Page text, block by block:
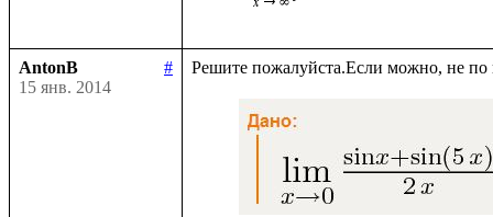
AntonB
#
15 янв. 2014